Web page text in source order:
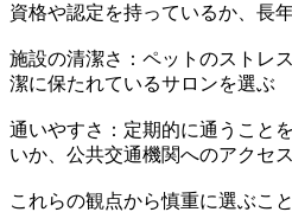
資格や認定を持っているか、長
施設の清潔さ：ペットのストレ
潔に保たれているサロンを選ぶ
通いやすさ：定期的に通うこと
いか、公共交通機関へのアクセ
これらの観点から慎重に選ぶこ